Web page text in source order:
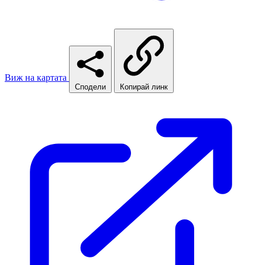
Виж на картата
Сподели Копирай линк